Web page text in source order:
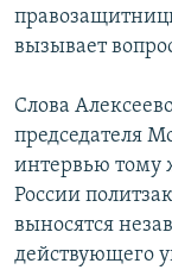
вызывает
Слова
председателя
интервью тому
России
выносятся
действующего